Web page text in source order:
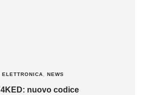
ELETTRONICA, NEWS
nuovo codice